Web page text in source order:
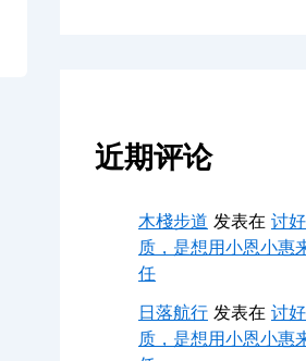
近期评论
木棧步道 发表在 讨
质，是想用小恩小惠
任
日落航行 发表在 讨
质，是想用小恩小惠